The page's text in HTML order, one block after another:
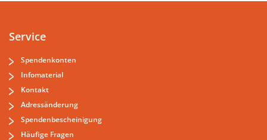
Service
Spendenkonten
Infomaterial
Kontakt
Adressänderung
Spendenbescheinigung
Häufige Fragen